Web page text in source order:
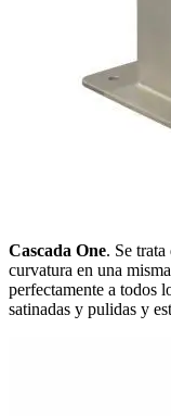
Cascada One. Se
curvatura en una
perfectamente a todos
satinadas y pulidas y